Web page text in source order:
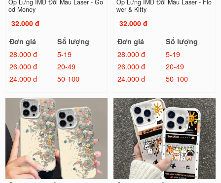
Ốp Lưng IMD Đổi Màu Laser - Go
od Money
32.000 đ
Đơn giá
Số lượng
28.000 đ
5-19
26.000 đ
20-49
24.000 đ
50-100
Ốp Lưng IMD Đổi Màu Laser - Flo
wer & Kitty
32.000 đ
Đơn giá
Số lượng
28.000 đ
5-19
26.000 đ
20-49
24.000 đ
50-100